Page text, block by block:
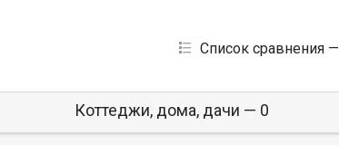
Список сравнения —
Коттеджи, дома, дачи — 0